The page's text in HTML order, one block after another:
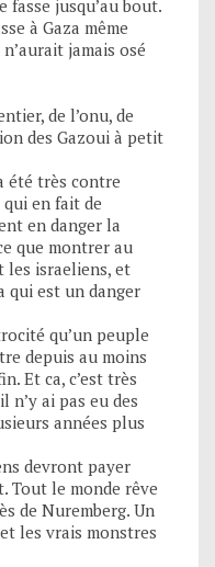
fasse jusqu’au bout.
à Gaza même
jamais osé
de l’onu, de
des Gazoui à petit
été très contre
qui en fait de
en danger la
que montrer au
les israeliens, et
qui est un danger
qu’un peuple
depuis au moins
Et ca, c’est très
n’y ai pas eu des
années plus
devront payer
Tout le monde rêve
de Nuremberg. Un
les vrais monstres